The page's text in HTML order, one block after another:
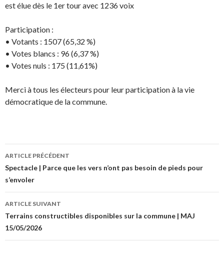
est élue dès le 1er tour avec 1236 voix
Participation :
• Votants : 1507 (65,32 %)
• Votes blancs : 96 (6,37 %)
• Votes nuls : 175 (11,61%)
Merci à tous les électeurs pour leur participation à la vie
démocratique de la commune.
Navigation
des
articles
ARTICLE PRÉCÉDENT
Spectacle | Parce que les vers n’ont pas besoin de pieds pour
s’envoler
ARTICLE SUIVANT
Terrains constructibles disponibles sur la commune | MAJ
15/05/2026